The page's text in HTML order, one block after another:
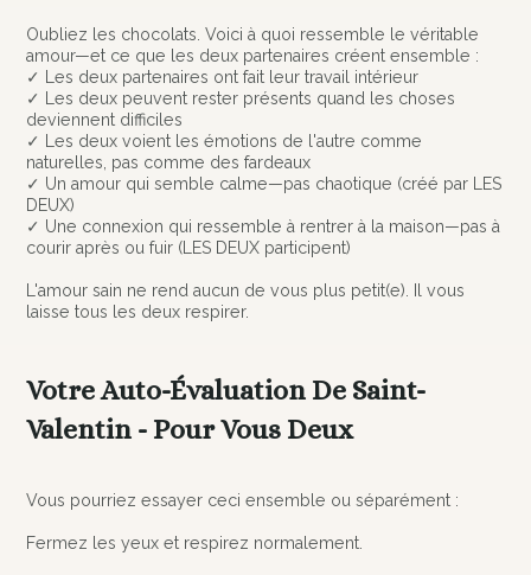
Oubliez les chocolats. Voici à quoi ressemble le véritable
amour—et ce que les deux partenaires créent ensemble :
✓ Les deux partenaires ont fait leur travail intérieur
✓ Les deux peuvent rester présents quand les choses
deviennent difficiles
✓ Les deux voient les émotions de l'autre comme
naturelles, pas comme des fardeaux
✓ Un amour qui semble calme—pas chaotique (créé par LES
DEUX)
✓ Une connexion qui ressemble à rentrer à la maison—pas à
courir après ou fuir (LES DEUX participent)
L'amour sain ne rend aucun de vous plus petit(e). Il vous
laisse tous les deux respirer.
Votre Auto-Évaluation De Saint-
Valentin - Pour Vous Deux
Vous pourriez essayer ceci ensemble ou séparément :
Fermez les yeux et respirez normalement.